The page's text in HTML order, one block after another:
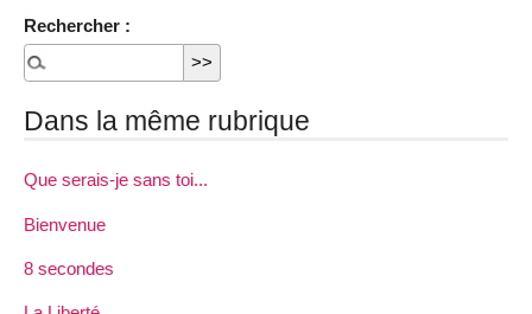
Rechercher :
Dans la même rubrique
Que serais-je sans toi...
Bienvenue
8 secondes